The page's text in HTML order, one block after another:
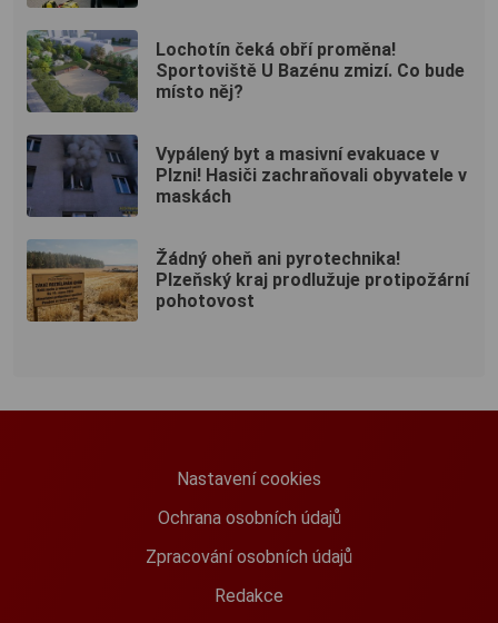
Lochotín čeká obří proměna!
Sportoviště U Bazénu zmizí. Co bude
místo něj?
Vypálený byt a masivní evakuace v
Plzni! Hasiči zachraňovali obyvatele v
maskách
Žádný oheň ani pyrotechnika!
Plzeňský kraj prodlužuje protipožární
pohotovost
Nastavení cookies
Ochrana osobních údajů
Zpracování osobních údajů
Redakce